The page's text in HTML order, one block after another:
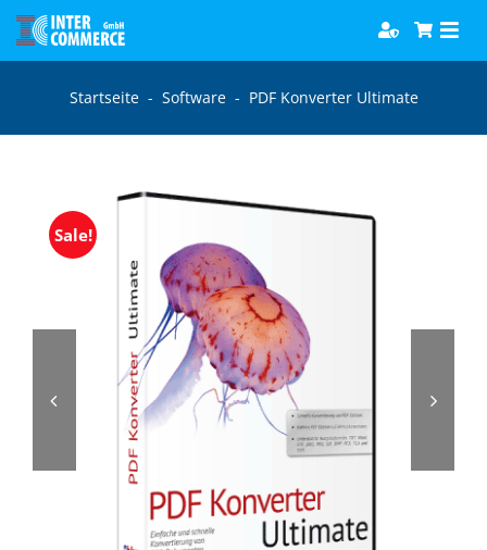
Zum
Inhalt
Software
Bücher
Startseite- Software- PDF Konverter Ultimate
Sale!